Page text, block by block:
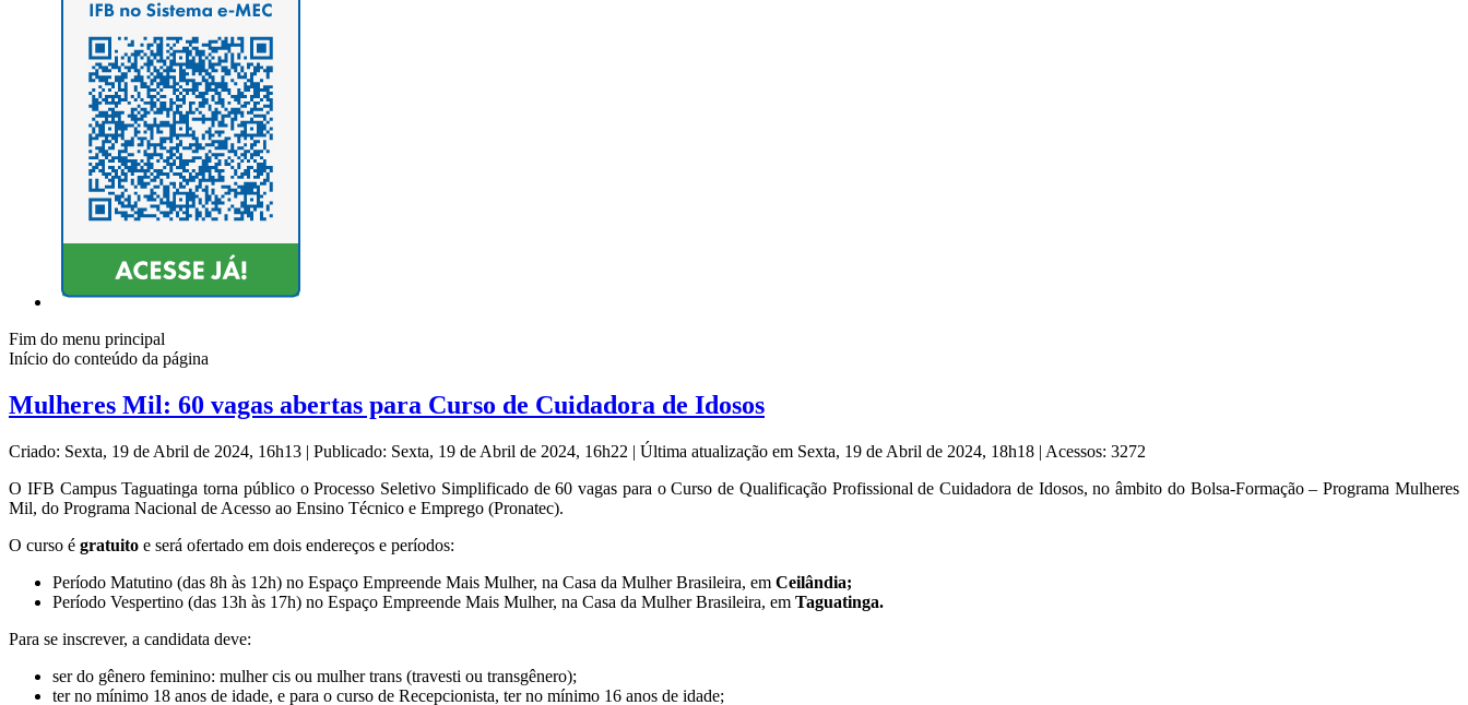
Fim do menu principal
Início do conteúdo da página
Mulheres Mil: 60 vagas abertas para Curso de Cuidadora de Idosos
Criado: Sexta, 19 de Abril de 2024, 16h13 | Publicado: Sexta, 19 de Abril de 2024, 16h22 | Última atualização em Sexta, 19 de Abril de 2024, 18h18 | Acessos: 3272
O IFB Campus Taguatinga torna público o Processo Seletivo Simplificado de 60 vagas para o Curso de Qualificação Profissional de Cuidadora de Idosos, no âmbito do Bolsa-Formação – Programa Mulheres
Mil, do Programa Nacional de Acesso ao Ensino Técnico e Emprego (Pronatec).
O curso é gratuito e será ofertado em dois endereços e períodos:
Período Matutino (das 8h às 12h) no Espaço Empreende Mais Mulher, na Casa da Mulher Brasileira, em Ceilândia;
Período Vespertino (das 13h às 17h) no Espaço Empreende Mais Mulher, na Casa da Mulher Brasileira, em Taguatinga.
Para se inscrever, a candidata deve:
ser do gênero feminino: mulher cis ou mulher trans (travesti ou transgênero);
ter no mínimo 18 anos de idade, e para o curso de Recepcionista, ter no mínimo 16 anos de idade;